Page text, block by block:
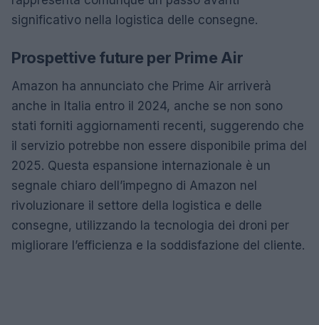
significativo nella logistica delle consegne.
Prospettive future per Prime Air
Amazon ha annunciato che Prime Air arriverà
anche in Italia entro il 2024, anche se non sono
stati forniti aggiornamenti recenti, suggerendo che
il servizio potrebbe non essere disponibile prima del
2025. Questa espansione internazionale è un
segnale chiaro dell’impegno di Amazon nel
rivoluzionare il settore della logistica e delle
consegne, utilizzando la tecnologia dei droni per
migliorare l’efficienza e la soddisfazione del cliente.